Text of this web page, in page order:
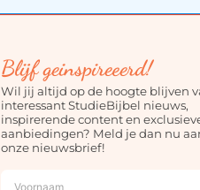
Blijf geinspireeerd!
Wil jij altijd op de hoogte blijven
interessant StudieBijbel nieuws,
inspirerende content en
aanbiedingen? Meld je dan nu
onze nieuwsbrief!